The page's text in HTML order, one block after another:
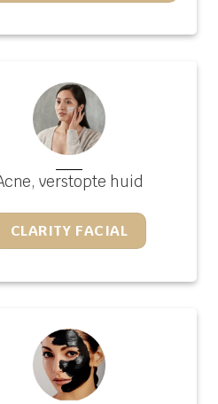
verstopte huid
CLARITY FACIAL